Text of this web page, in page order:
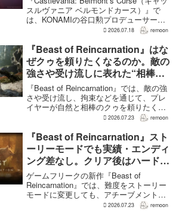
スルヴァニア ベルモンドカース）』で
は、KONAMIの谷口勲プロデューサー
が、レベルアップを含むRPG的システム
何度も挑戦すれば先へ進める...
2026.07.18 remoon
『Beast of Reincarnation』はな
ぜクゥを頼りたくなるのか。敵の
強さや受け流しに表れた“相棒と
の共闘”設計
『Beast of Reincarnation』では、敵の強
さや受け流し、拘束などを通じて、プレ
イヤーが自然と相棒のクゥを頼りたくな
る戦闘が設計されている。そうした設計
ナリオライターを務めるゲームフリー
ク...
2026.07.23 remoon
『Beast of Reincarnation』スト
ーリーモードでも実績・エンディ
ング差なし。クリア後はハード超
えのNEW GAME+も
ゲームフリークの新作『Beast of
Reincarnation』では、難度をストーリー
モードに変更しても、アチーブメントや
収集要素、エンディングに違いはない。
2026.07.23 remoon